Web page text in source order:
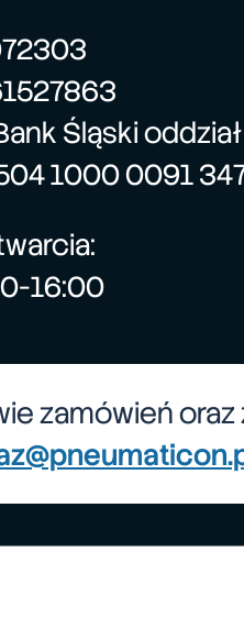
Śląski
1000 0091
16:00
zamówień